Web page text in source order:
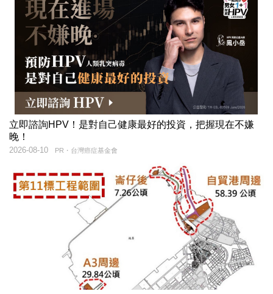
立即諮詢HPV！是對自己健康最好的投資，把握現在不嫌
晚！
PR・台灣癌症基金會
2026-08-10